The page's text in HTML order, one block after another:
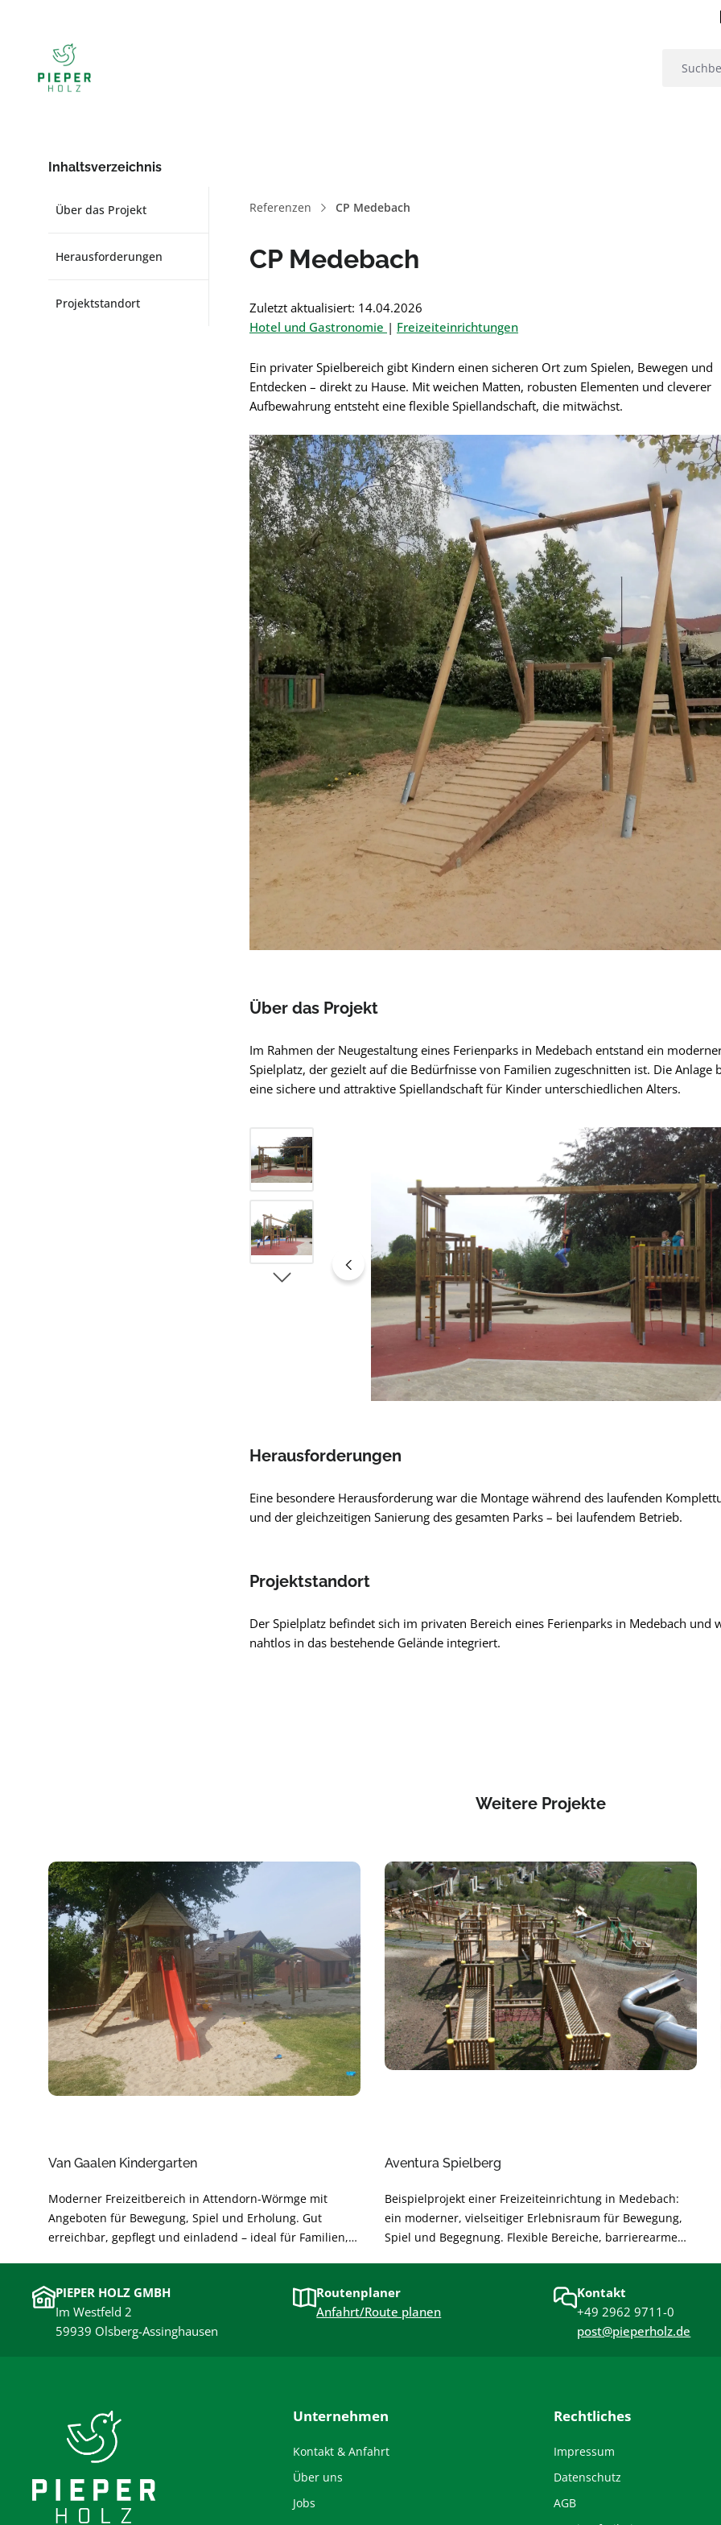
Inhaltsverzeichnis
Über das Projekt
Herausforderungen
Projektstandort
Referenzen CP Medebach
CP Medebach
Zuletzt aktualisiert: 14.04.2026
Hotel und Gastronomie | Freizeiteinrichtungen
Ein privater Spielbereich gibt Kindern einen sicheren Ort zum Spielen, Bewegen und
Entdecken – direkt zu Hause. Mit weichen Matten, robusten Elementen und cleverer
Aufbewahrung entsteht eine flexible Spiellandschaft, die mitwächst.
Über das Projekt
Im Rahmen der Neugestaltung eines Ferienparks in Medebach entstand ein
Spielplatz, der gezielt auf die Bedürfnisse von Familien zugeschnitten ist. Die Anlage
eine sichere und attraktive Spiellandschaft für Kinder unterschiedlichen Alters.
Bildergalerie überspringen
Herausforderungen
Eine besondere Herausforderung war die Montage während des laufenden
und der gleichzeitigen Sanierung des gesamten Parks – bei laufendem Betrieb.
Projektstandort
Der Spielplatz befindet sich im privaten Bereich eines Ferienparks in Medebach und
nahtlos in das bestehende Gelände integriert.
Weitere Projekte
Van Gaalen Kindergarten
Moderner Freizeitbereich in Attendorn-Wörmge mit
Angeboten für Bewegung, Spiel und Erholung. Gut
erreichbar, gepflegt und einladend – ideal für Familien,
Aventura Spielberg
Beispielprojekt einer Freizeiteinrichtung in Medebach:
ein moderner, vielseitiger Erlebnisraum für Bewegung,
Spiel und Begegnung. Flexible Bereiche, barrierearme
geplant und modular erweiterbar – für langfristige
Freude und hohe Alltagstauglichkeit.
PIEPER HOLZ GMBH
Im Westfeld 2
59939 Olsberg-Assinghausen
Routenplaner
Anfahrt/Route planen
Kontakt
+49 2962 9711-0
post@pieperholz.de
Unternehmen
Kontakt & Anfahrt
Über uns
Jobs
Rechtliches
Impressum
Datenschutz
AGB